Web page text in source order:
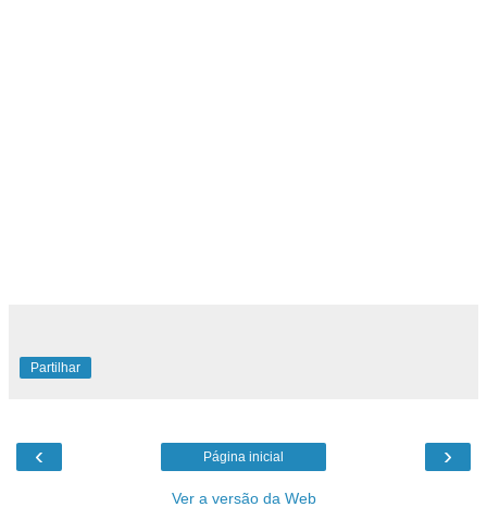
Partilhar
‹ ›
Página inicial
Ver a versão da Web